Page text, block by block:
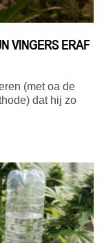
VINGERS ERAF
(met oa de
dat hij zo